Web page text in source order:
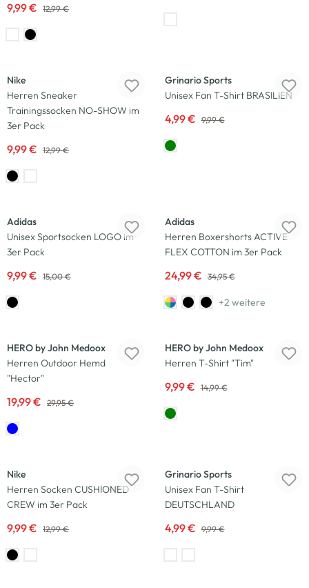
9,99 € 12,99 €
Nike
Herren Sneaker
Trainingssocken NO-SHOW im
3er Pack
9,99 € 12,99 €
Grinario Sports
Unisex Fan T-Shirt BRASILIEN
4,99 € 9,99 €
Adidas
Unisex Sportsocken LOGO im
3er Pack
9,99 € 15,00 €
Adidas
Herren Boxershorts ACTIVE
FLEX COTTON im 3er Pack
24,99 € 34,95 €
+2 weitere
HERO by John Medoox
Herren Outdoor Hemd
"Hector"
19,99 € 29,95 €
HERO by John Medoox
Herren T-Shirt "Tim"
9,99 € 14,99 €
Nike
Herren Socken CUSHIONED
CREW im 3er Pack
9,99 € 12,99 €
Grinario Sports
Unisex Fan T-Shirt
DEUTSCHLAND
4,99 € 9,99 €